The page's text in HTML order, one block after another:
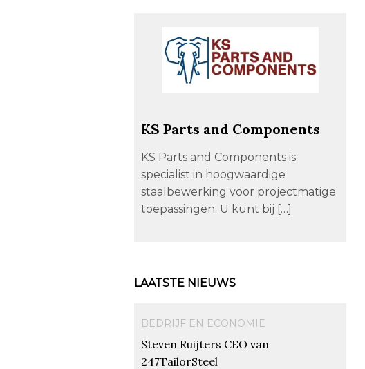
KS Parts and Components
KS Parts and Components is
specialist in hoogwaardige
staalbewerking voor projectmatige
toepassingen. U kunt bij […]
LAATSTE NIEUWS
BEDRIJF EN ECONOMIE
Steven Ruijters CEO van
247TailorSteel